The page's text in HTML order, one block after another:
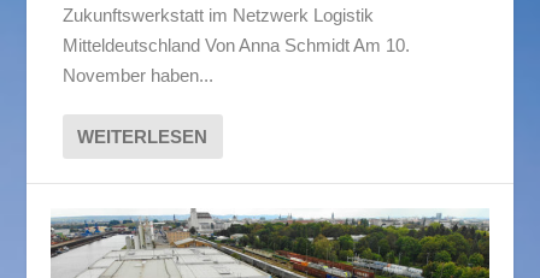
Zukunftswerkstatt im Netzwerk Logistik
Mitteldeutschland Von Anna Schmidt Am 10.
November haben...
WEITERLESEN